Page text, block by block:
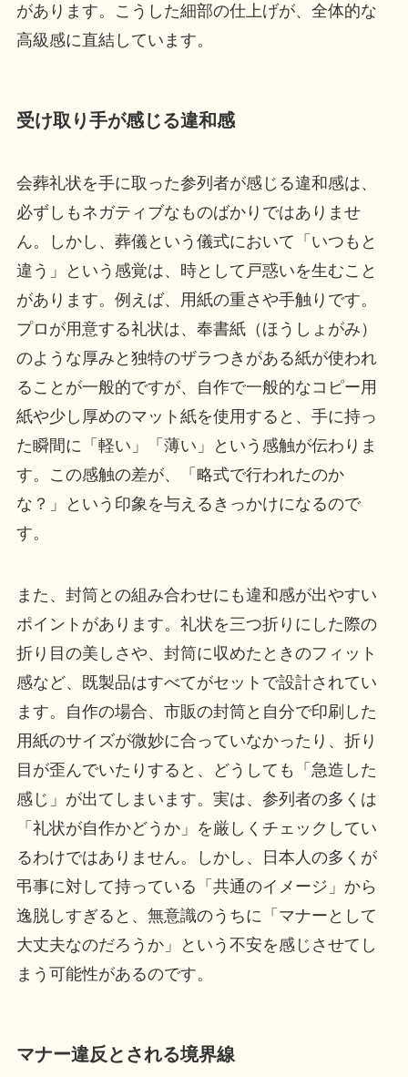
があります。こうした細部の仕上げが、全体的な
高級感に直結しています。
受け取り手が感じる違和感
会葬礼状を手に取った参列者が感じる違和感は、
必ずしもネガティブなものばかりではありませ
ん。しかし、葬儀という儀式において「いつもと
違う」という感覚は、時として戸惑いを生むこと
があります。例えば、用紙の重さや手触りです。
プロが用意する礼状は、奉書紙（ほうしょがみ）
のような厚みと独特のザラつきがある紙が使われ
ることが一般的ですが、自作で一般的なコピー用
紙や少し厚めのマット紙を使用すると、手に持っ
た瞬間に「軽い」「薄い」という感触が伝わりま
す。この感触の差が、「略式で行われたのか
な？」という印象を与えるきっかけになるので
す。
また、封筒との組み合わせにも違和感が出やすい
ポイントがあります。礼状を三つ折りにした際の
折り目の美しさや、封筒に収めたときのフィット
感など、既製品はすべてがセットで設計されてい
ます。自作の場合、市販の封筒と自分で印刷した
用紙のサイズが微妙に合っていなかったり、折り
目が歪んでいたりすると、どうしても「急造した
感じ」が出てしまいます。実は、参列者の多くは
「礼状が自作かどうか」を厳しくチェックしてい
るわけではありません。しかし、日本人の多くが
弔事に対して持っている「共通のイメージ」から
逸脱しすぎると、無意識のうちに「マナーとして
大丈夫なのだろうか」という不安を感じさせてし
まう可能性があるのです。
マナー違反とされる境界線